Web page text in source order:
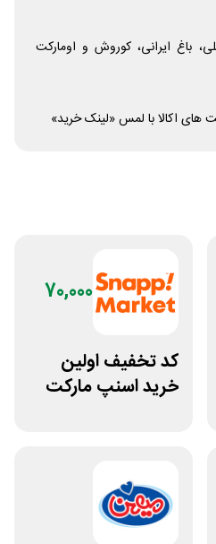
باغ ایرانی، کوروش و اومارکت
های اکالا با لمس «لینک خرید»
70,000
کد تخفیف اولین
خرید اسنپ مارکت